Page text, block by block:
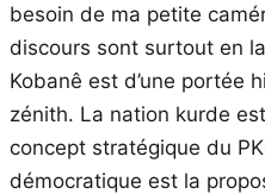
besoin de ma petite
discours sont surtout en
Kobanê est d’une portée
zénith. La nation kurde
concept stratégique du
démocratique est la